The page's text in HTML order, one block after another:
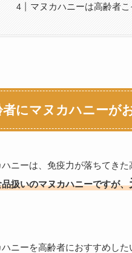
マヌカハニーは高齢者
者にマヌカハニーが
ニーは、免疫力が落ちてき
扱いのマヌカハニーですが、
ニーを高齢者におすすめした